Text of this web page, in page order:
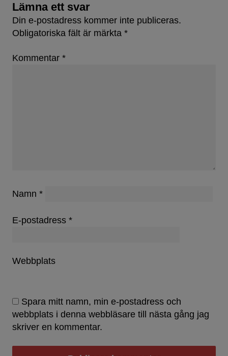
Lämna ett svar
Din e-postadress kommer inte publiceras.
Obligatoriska fält är märkta *
Kommentar *
Namn *
E-postadress *
Webbplats
Spara mitt namn, min e-postadress och
webbplats i denna webbläsare till nästa gång jag
skriver en kommentar.